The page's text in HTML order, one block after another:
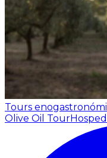
Tours
Olive Oil Tour